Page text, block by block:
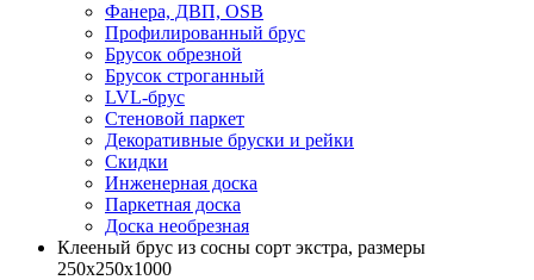
Фанера, ДВП, OSB
Профилированный брус
Брусок обрезной
Брусок строганный
LVL-брус
Стеновой паркет
Декоративные бруски и рейки
Скидки
Инженерная доска
Паркетная доска
Доска необрезная
Клееный брус из сосны сорт экстра, размеры
250х250х1000